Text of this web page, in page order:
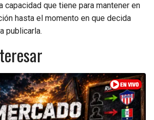
capacidad que tiene para mantener en
hasta el momento en que decida
publicarla.